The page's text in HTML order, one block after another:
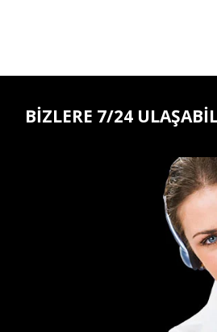
BİZLERE 7/24